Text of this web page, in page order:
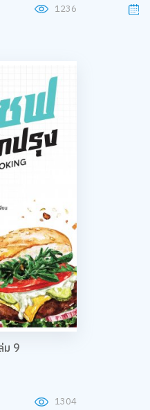
1236
ม 9
1304